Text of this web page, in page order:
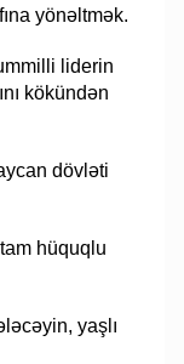
yönəltmək.
liderin
kökündən
dövləti
hüquqlu
yaşlı